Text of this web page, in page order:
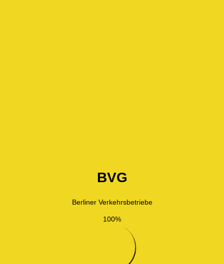
BVG
Berliner Verkehrsbetriebe
100%